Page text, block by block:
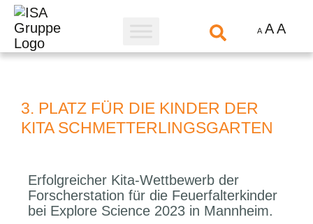
A AA
3. PLATZ FÜR DIE KINDER DER
KITA SCHMETTERLINGSGARTEN
Erfolgreicher Kita-Wettbewerb der
Forscherstation für die Feuerfalterkinder
bei Explore Science 2023 in Mannheim.